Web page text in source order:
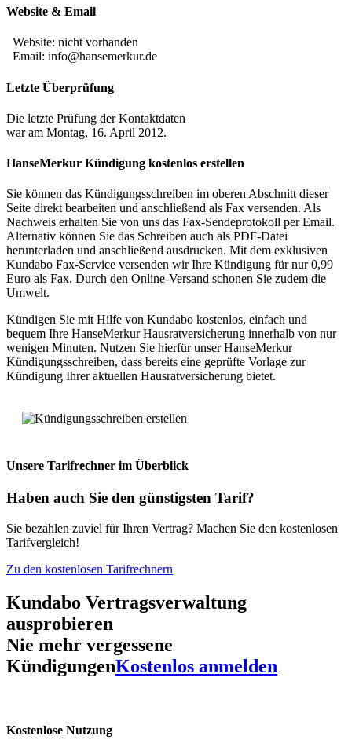
Website & Email
Website: nicht vorhanden
Email: info@hansemerkur.de
Letzte Überprüfung
Die letzte Prüfung der Kontaktdaten
war am Montag, 16. April 2012.
HanseMerkur Kündigung kostenlos erstellen
Sie können das Kündigungsschreiben im oberen Abschnitt dieser
Seite direkt bearbeiten und anschließend als Fax versenden. Als
Nachweis erhalten Sie von uns das Fax-Sendeprotokoll per Email.
Alternativ können Sie das Schreiben auch als PDF-Datei
herunterladen und anschließend ausdrucken. Mit dem exklusiven
Kundabo Fax-Service versenden wir Ihre Kündigung für nur 0,99
Euro als Fax. Durch den Online-Versand schonen Sie zudem die
Umwelt.
Kündigen Sie mit Hilfe von Kundabo kostenlos, einfach und
bequem Ihre HanseMerkur Hausratversicherung innerhalb von nur
wenigen Minuten. Nutzen Sie hierfür unser HanseMerkur
Kündigungsschreiben, dass bereits eine geprüfte Vorlage zur
Kündigung Ihrer aktuellen Hausratversicherung bietet.
Unsere Tarifrechner im Überblick
Haben auch Sie den günstigsten Tarif?
Sie bezahlen zuviel für Ihren Vertrag? Machen Sie den kostenlosen
Tarifvergleich!
Zu den kostenlosen Tarifrechnern
Kundabo Vertragsverwaltung
ausprobieren
Nie mehr vergessene
KündigungenKostenlos anmelden
Kostenlose Nutzung